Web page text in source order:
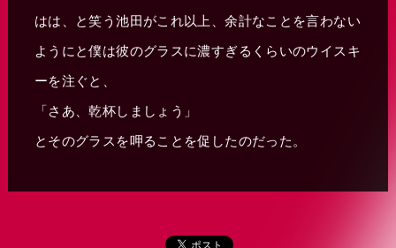
はは、と笑う池田がこれ以上、余計なことを言わない
ようにと僕は彼のグラスに濃すぎるくらいのウイスキ
ーを注ぐと、
「さあ、乾杯しましょう」
とそのグラスを呷ることを促したのだった。